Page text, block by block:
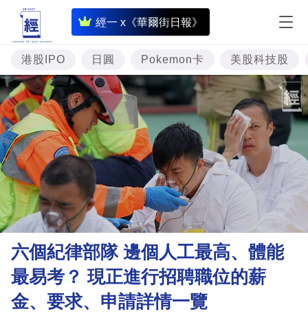
經一 x《華爾街日報》
即
時
財
經
專
題
投
資
樓
市
理
財
商
港股IPO 日圓 Pokemon卡 美股科技股
六個紀律部隊 邊個人工最高、體能
最易考？ 現正進行招聘職位的薪
金、要求、申請詳情一覽